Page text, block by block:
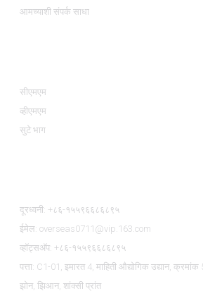
आमच्याशी संपर्क साधा
सीएमएम
व्हीएमएम
सुटे भाग
दूरध्वनी: +८६-१५५९६६८६८९५
ईमेल: overseas0711@vip.163.com
व्हॉट्सअ‍ॅप: +८६-१५५९६६८६८९५
पत्ता: C1-01, इमारत 4, माहिती औद्योगिक उद्यान,
झोन, झिआन, शांक्सी प्रांत